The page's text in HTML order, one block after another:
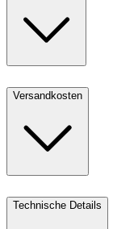
Versandkosten
Technische Details